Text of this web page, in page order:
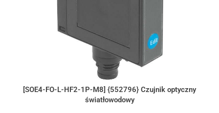
[SOE4-FO-L-HF2-1P-M8] {552796} Czujnik optyczny
światłowodowy